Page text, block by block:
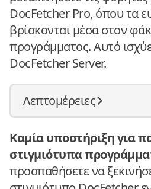
DocFetcher Pro, όπου τα
βρίσκονται μέσα στον
προγράμματος. Αυτό
DocFetcher Server.
Λεπτομέρειες
Καμία υποστήριξη για
στιγμιότυπα
προσπαθήσετε να